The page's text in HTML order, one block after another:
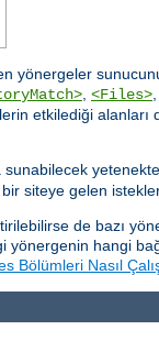
yönergeler
<Files>
etkilediği alanları
sunabilecek
siteye gelen
de bazı
yönergenin hangi
Bölümleri Nasıl